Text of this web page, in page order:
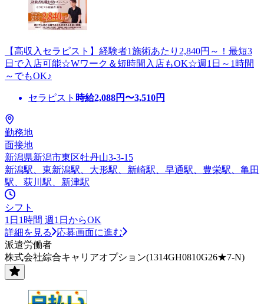
【高収入セラピスト】経験者1施術あたり2,840円～！最短3
日で入店可能☆Wワーク＆短時間入店もOK☆週1日～1時間
～でもOK♪
セラピスト 時給2,088円〜3,510円
勤務地
面接地
新潟県新潟市東区牡丹山3-3-15
新潟駅、東新潟駅、大形駅、新崎駅、早通駅、豊栄駅、亀田
駅、荻川駅、新津駅
シフト
1日1時間 週1日からOK
詳細を見る
応募画面に進む
派遣労働者
株式会社綜合キャリアオプション(1314GH0810G26★7-N)